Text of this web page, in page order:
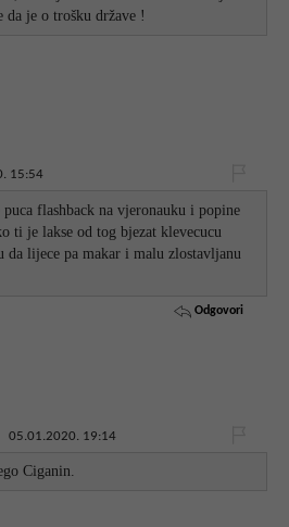
da je o trošku države !
15:54
flashback na vjeronauku i popine
ti je lakse od tog bjezat klevecucu
da lijece pa makar i malu zlostavljanu
Odgovori
05.01.2020. 19:14
Ciganin.